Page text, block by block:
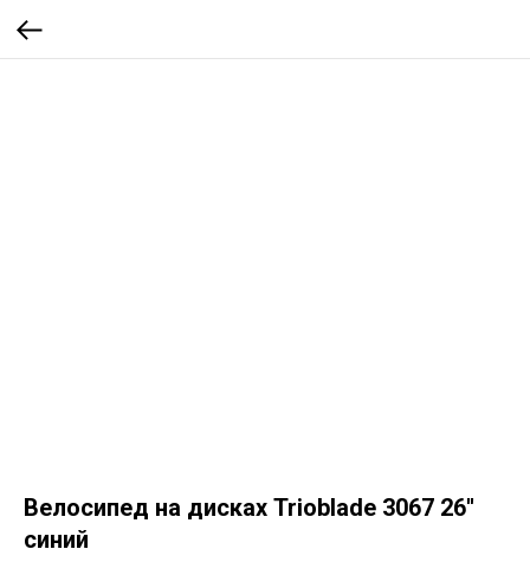
Велосипед на дисках Trioblade 3067 26''
синий